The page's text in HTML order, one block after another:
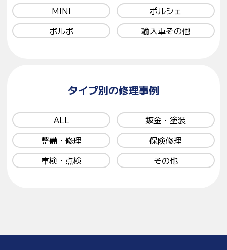
MINI
ポルシェ
ボルボ
輸入車その他
タイプ別の修理事例
ALL
鈑金・塗装
整備・修理
保険修理
車検・点検
その他